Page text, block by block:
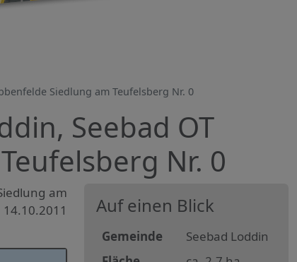
Siedlung am Teufelsberg Nr. 0
Seebad OT
Nr. 0
am
Auf einen Blick
Gemeinde
Seebad Loddin